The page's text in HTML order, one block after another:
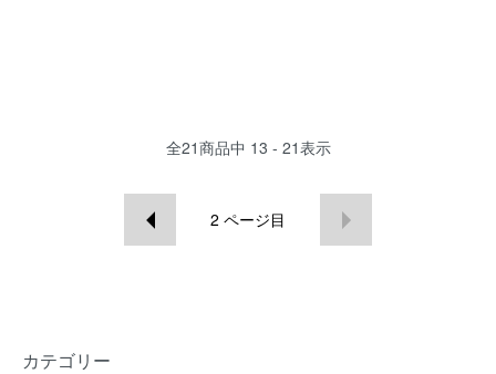
全21商品中 13 - 21表示
2 ページ目
カテゴリー